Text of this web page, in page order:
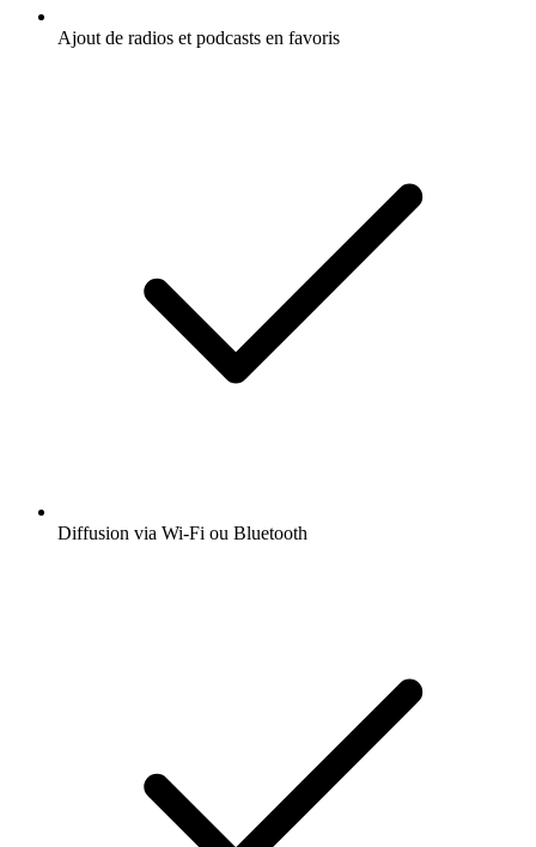
Ajout de radios et podcasts en favoris
Diffusion via Wi-Fi ou Bluetooth